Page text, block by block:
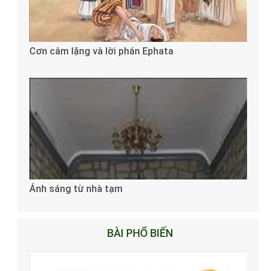
Cơn câm lặng và lời phán Ephata
Ánh sáng từ nhà tạm
BÀI PHỔ BIẾN